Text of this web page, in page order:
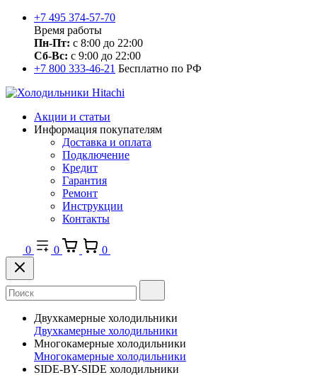
+7 495 374-57-70
Время работы
Пн-Пт: с 8:00 до 22:00
Сб-Вс: с 9:00 до 22:00
+7 800 333-46-21 Бесплатно по РФ
Акции и статьи
Информация покупателям
Доставка и оплата
Подключение
Кредит
Гарантия
Ремонт
Инструкции
Контакты
0 0 0
Двухкамерные холодильники
Двухкамерные холодильники
Многокамерные холодильники
Многокамерные холодильники
SIDE-BY-SIDE холодильники